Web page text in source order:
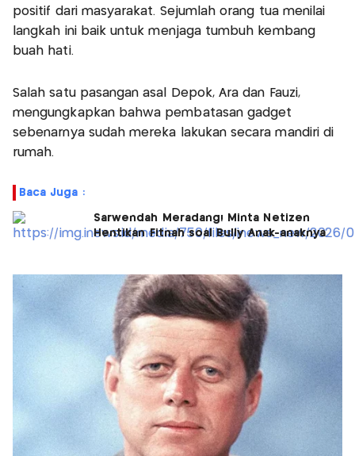
positif dari masyarakat. Sejumlah orang tua menilai
langkah ini baik untuk menjaga tumbuh kembang
buah hati.
Salah satu pasangan asal Depok, Ara dan Fauzi,
mengungkapkan bahwa pembatasan gadget
sebenarnya sudah mereka lakukan secara mandiri di
rumah.
Baca Juga :
Sarwendah Meradang! Minta Netizen
Hentikan Fitnah soal Bully Anak-anaknya